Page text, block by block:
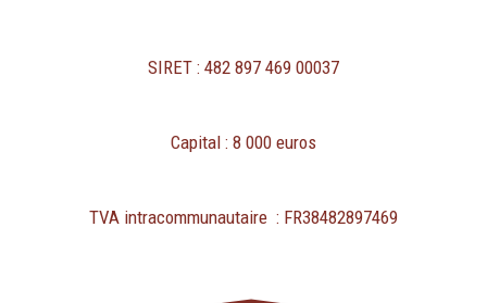
SIRET : 482 897 469 00037
Capital : 8 000 euros
TVA intracommunautaire : FR38482897469